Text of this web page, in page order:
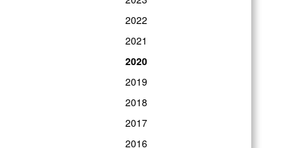
2022
2021
2020
2019
2018
2017
2016